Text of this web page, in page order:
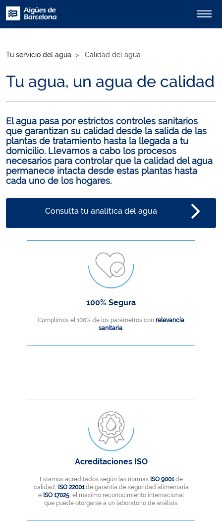
Tu servicio del agua Calidad del agua
Tu agua, un agua de calidad
El agua pasa por estrictos controles sanitarios
que garantizan su calidad desde la salida de las
plantas de tratamiento hasta la llegada a tu
domicilio. Llevamos a cabo los procesos
necesarios para controlar que la calidad del agua
permanece intacta desde estas plantas hasta
cada uno de los hogares.
Consulta tu analítica del agua
100% Segura
Cumplimos el 100% de los parámetros con relevancia
sanitaria.
Acreditaciones ISO
Estamos acreditados según las normas ISO 9001de
calidad, ISO 22001de garantía de seguridad alimentaria
e ISO 17025, el máximo reconocimiento internacional
que puede otorgarse a un laboratorio de análisis.